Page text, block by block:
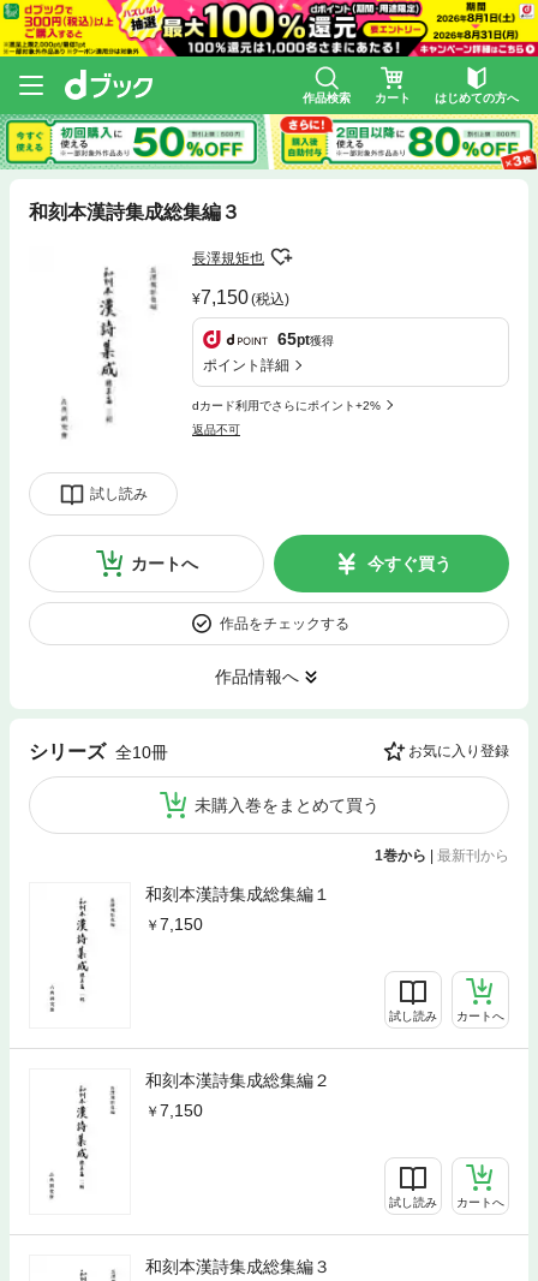
作品検索 カート はじめての方へ
和刻本漢詩集成総集編３
試し読み
長澤規矩也
7,150(税込)
65pt獲得
ポイント詳細
dカード利用でさらにポイント+2%
返品不可
カートへ 今すぐ買う
作品をチェックする
作品情報へ
シリーズ 全10冊 お気に入り登録
未購入巻をまとめて買う
1巻から | 最新刊から
和刻本漢詩集成総集編１
7,150
試し読み カートへ
和刻本漢詩集成総集編２
7,150
試し読み カートへ
和刻本漢詩集成総集編３